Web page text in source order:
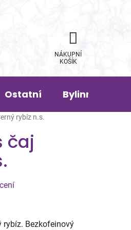
NÁKUPNÍ
KOŠÍK
Ostatní Bylinná
rybíz n.s.
čaj
rybíz. Bezkofeinový